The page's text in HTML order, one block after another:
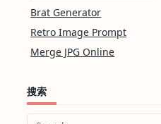
Brat Generator
Retro Image Prompt
Merge JPG Online
搜索